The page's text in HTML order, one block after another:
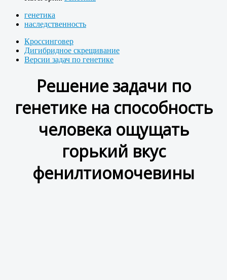
генетика
наследственность
Кроссинговер
Дигибридное скрещивание
Версии задач по генетике
Решение задачи по
генетике на способность
человека ощущать
горький вкус
фенилтиомочевины